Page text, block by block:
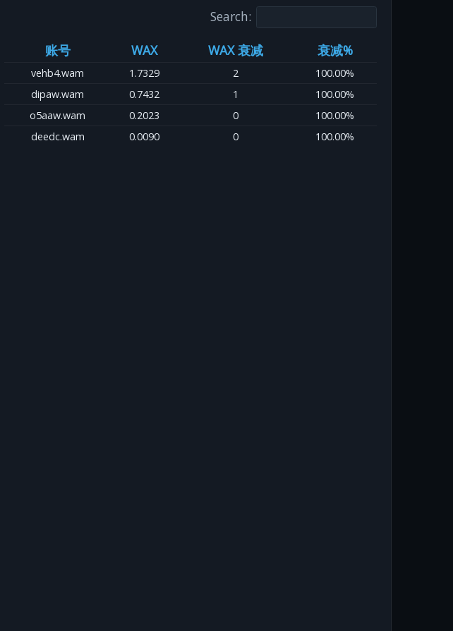
Search:
账号
WAX WAX 衰减 衰减%
vehb4.wam 1.7329 2
100.00%
dipaw.wam
0.7432 1
100.00%
o5aaw.wam
0.2023 0
100.00%
deedc.wam
0.0090 0 100.00%